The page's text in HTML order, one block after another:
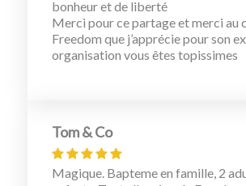
bonheur et de liberté
Merci pour ce partage et merci au
Freedom que j’apprécie pour son
organisation vous êtes topissimes
Tom & Co
Magique. Bapteme en famille, 2